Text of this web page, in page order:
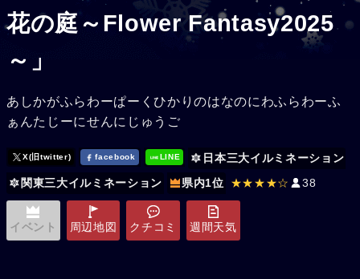
花の庭～Flower Fantasy2025
～」
あしかがふらわーぱーくひかりのはなのにわふらわーふ
ぁんたじーにせんにじゅうご
X(旧twitter) facebook LINE
日本三大イルミネーション
関東三大イルミネーション
県内1位 ★★★★☆ 38
イベント 周辺地図 クチコミ 週間天気